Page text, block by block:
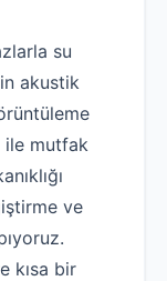
su
akustik
ile mutfak
ve
kısa bir